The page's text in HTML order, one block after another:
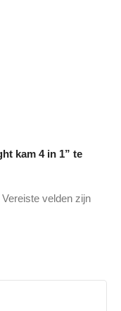
kam 4 in 1” te
Vereiste velden zijn